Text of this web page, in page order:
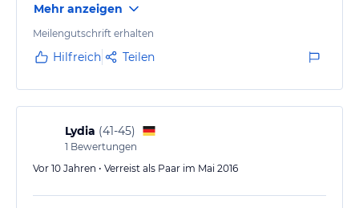
vom Trubel. Bis Corfu Stadt ca. 25 Minuten mit dem
Auto, Taxi ca. € 35 einfach.
Mehr anzeigen
Meilengutschrift erhalten
Hilfreich Teilen
Lydia (41-45)
1 Bewertungen
Vor 10 Jahren • Verreist als Paar im Mai 2016